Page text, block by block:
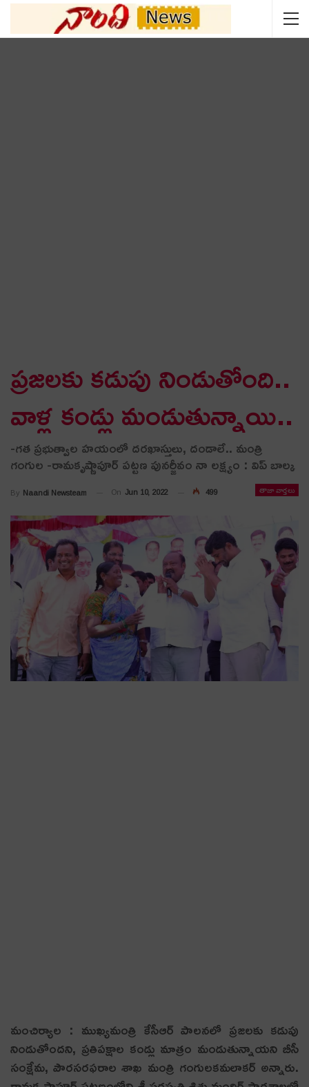
ప్ర‌జ‌ల‌కు క‌డుపు నిండుతోంది..
వాళ్ల కండ్లు మండుతున్నాయి..
-గ‌త ప్ర‌భుత్వాల హ‌యంలో ద‌ర‌ఖాస్తులు, దండాలే.. మంత్రి
గంగుల‌ -రామకృష్ణాపూర్ పట్టణ పునర్జీవం నా లక్ష్యం : విప్ బాల్క‌
తాజా వార్తలు
By Naandi Newsteam On Jun 10, 2022 499
మంచిర్యాల : ముఖ్య‌మంత్రి కేసీఆర్ పాల‌న‌లో ప్ర‌జ‌ల‌కు క‌డుపు
నిండుతోంద‌ని, ప్ర‌తిప‌క్షాల కండ్లు మాత్రం మండుతున్నాయ‌ని బీసీ
సంక్షేమ, పౌరసరఫరాల శాఖ మంత్రి గంగులకమలాకర్ అన్నారు.